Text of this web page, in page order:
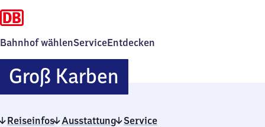
Bahnhof wählenServiceEntdecken
Groß KarbenGroß
Karben
Reiseinfos Ausstattung Service